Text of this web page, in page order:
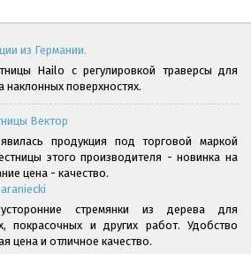
из Германии.
Hailo с регулировкой траверсы для
наклонных поверхностях.
Вектор
продукция под торговой маркой
этого производителя - новинка на
цена - качество.
стремянки из дерева для
покрасочных и других работ. Удобство
цена и отличное качество.